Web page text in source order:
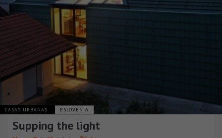
CASAS URBANAS ESLOVENIA
Supping the light